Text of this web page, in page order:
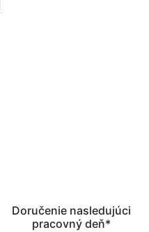
Doručenie nasledujúci
pracovný deň*